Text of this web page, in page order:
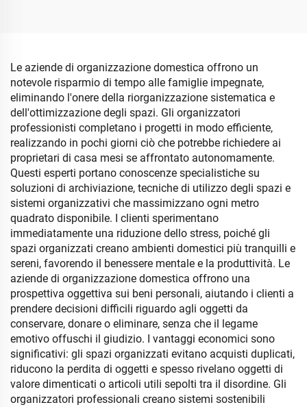
Le aziende di organizzazione domestica offrono un
notevole risparmio di tempo alle famiglie impegnate,
eliminando l'onere della riorganizzazione sistematica e
dell'ottimizzazione degli spazi. Gli organizzatori
professionisti completano i progetti in modo efficiente,
realizzando in pochi giorni ciò che potrebbe richiedere ai
proprietari di casa mesi se affrontato autonomamente.
Questi esperti portano conoscenze specialistiche su
soluzioni di archiviazione, tecniche di utilizzo degli spazi e
sistemi organizzativi che massimizzano ogni metro
quadrato disponibile. I clienti sperimentano
immediatamente una riduzione dello stress, poiché gli
spazi organizzati creano ambienti domestici più tranquilli e
sereni, favorendo il benessere mentale e la produttività. Le
aziende di organizzazione domestica offrono una
prospettiva oggettiva sui beni personali, aiutando i clienti a
prendere decisioni difficili riguardo agli oggetti da
conservare, donare o eliminare, senza che il legame
emotivo offuschi il giudizio. I vantaggi economici sono
significativi: gli spazi organizzati evitano acquisti duplicati,
riducono la perdita di oggetti e spesso rivelano oggetti di
valore dimenticati o articoli utili sepolti tra il disordine. Gli
organizzatori professionali creano sistemi sostenibili